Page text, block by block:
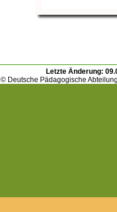
Letzte Änderung:
© Deutsche Pädagogische